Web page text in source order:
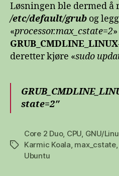
Løsningen ble dermed å
/etc/default/grub og
«processor.max_cstate=2
GRUB_CMDLINE_LINUX
deretter kjøre «sudo
state=2″
Stikkord
Core 2 Duo, CPU, GNU/
Karmic Koala, max_cstate,
Ubuntu